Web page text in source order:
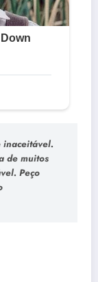
inaceitável.
de muitos
Peço